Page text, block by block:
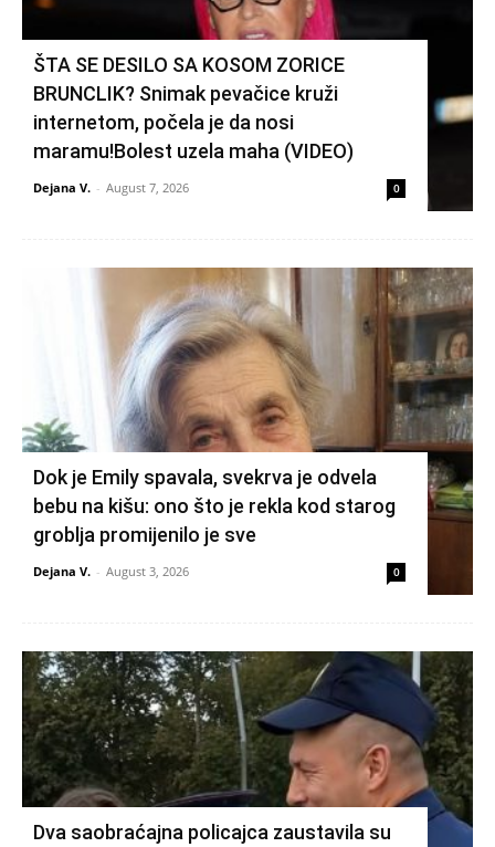
ŠTA SE DESILO SA KOSOM ZORICE
BRUNCLIK? Snimak pevačice kruži
internetom, počela je da nosi
maramu!Bolest uzela maha (VIDEO)
Dejana V. - August 7, 2026 0
Dok je Emily spavala, svekrva je odvela
bebu na kišu: ono što je rekla kod starog
groblja promijenilo je sve
Dejana V. - August 3, 2026 0
Dva saobraćajna policajca zaustavila su